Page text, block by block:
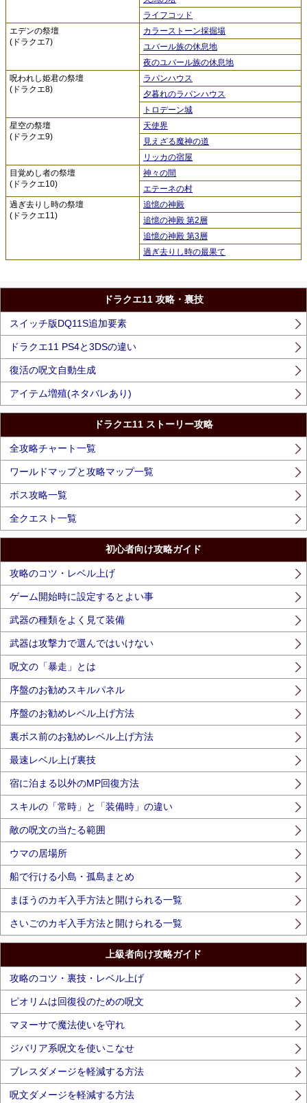
ライフコッド
エデンの祭壇
(ドラクエ7)
カラーストーン採掘場
ユバール族の休息地
夜のユバール族の休息地
呪われし姫君の祭壇
(ドラクエ8)
ラパンハウス
夕暮れのラパンハウス
トロデーン城
星空の祭壇
(ドラクエ9)
天使界
見えざる魔神の道
リッカの宿屋
目覚めし者の祭壇
(ドラクエ10)
神々の間
エテーネの村
過ぎ去りし時の祭壇
(ドラクエ11)
追憶の神殿
追憶の神殿 第2層
追憶の神殿 第3層
過ぎ去りし時の最果て
ドラクエ11 攻略・裏技
スイッチ版DQ11S追加要素
ドラクエ11 PS4と3DSの違い
復活の呪文自動生成
アイテム増殖(ネタバレあり)
ドラクエ11 ストーリー攻略
全攻略チャート一覧
ワールドマップと攻略マップ一覧
ボス攻略一覧
全クエスト一覧
初心者向け攻略ガイド
攻略のコツ・レベル上げ
ゲーム開始時に設定するとよい事
武器の種類をよく見て装備
武器は攻撃力で選んではいけない
呪文の「暴走」とは
序盤のお勧めスキルパネル
序盤のお勧めレベル上げ方法
裏ボス前のお勧めレベル上げ方法
最速レベル上げ裏技
宿に泊まる以外のMP回復方法
スキルの「常時」と「装備時」の違い
敵の呪文の当たる範囲
ウマの居場所
船で行ける小島・孤島まとめ
まほうのカギ入手方法と開けられる一覧
さいごのカギ入手方法と開けられる一覧
上級者向け攻略ガイド
攻略のコツ・裏技・レベル上げ
ピオリムは回復役のための呪文
マヌーサで魔法使いを守れ
ジバリア系呪文を使いこなせ
ブレスダメージを軽減する方法
呪文ダメージを軽減する方法